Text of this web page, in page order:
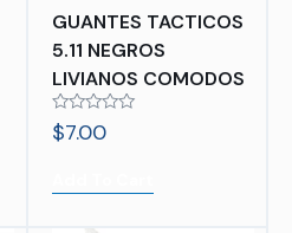
GUANTES TACTICOS
5.11 NEGROS
LIVIANOS COMODOS
Rated
0
$7.00